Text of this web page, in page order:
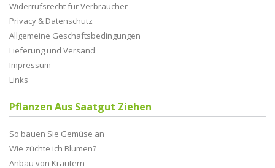
Widerrufsrecht für Verbraucher
Privacy & Datenschutz
Allgemeine Geschaftsbedingungen
Lieferung und Versand
Impressum
Links
Pflanzen Aus Saatgut Ziehen
So bauen Sie Gemüse an
Wie züchte ich Blumen?
Anbau von Kräutern